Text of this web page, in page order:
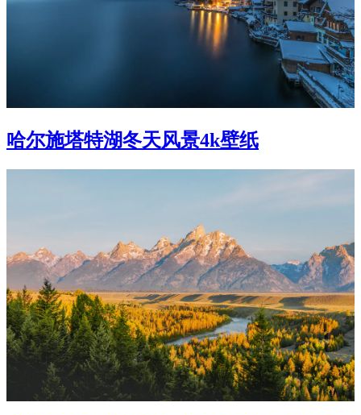
哈尔施塔特湖冬天风景4k壁纸